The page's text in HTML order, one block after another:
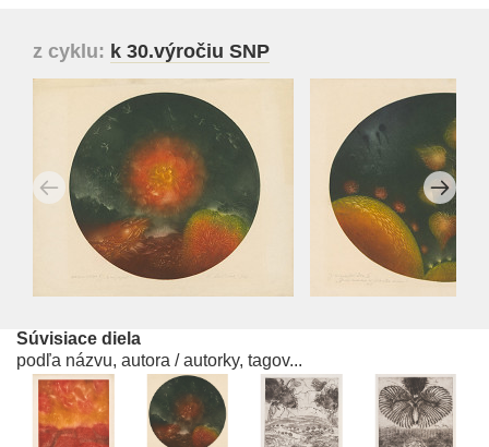
z cyklu: k 30.výročiu SNP
Súvisiace diela
podľa názvu, autora / autorky, tagov...